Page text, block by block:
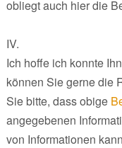
obliegt auch hier die
IV.
Ich hoffe ich konnte
können Sie gerne die
Sie bitte, dass obige
angegebenen
von Informationen